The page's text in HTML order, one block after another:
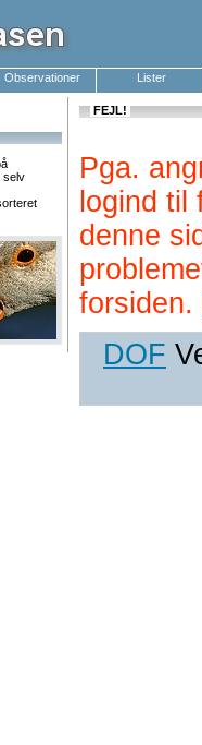
Observationer Lister
selv
FEJL!
Pga.
logind
denne
forsiden.
DOF